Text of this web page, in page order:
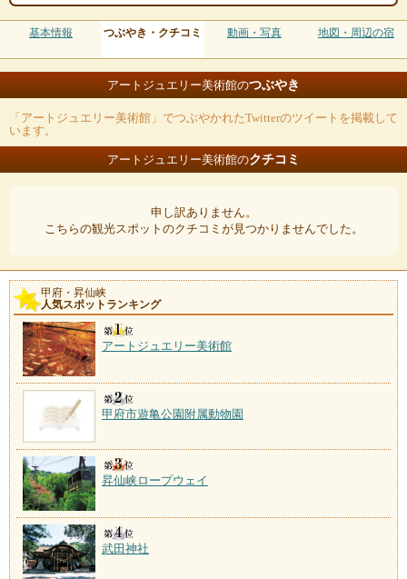
基本情報 つぶやき・クチコミ 動画・写真 地図・周辺の宿
アートジュエリー美術館のつぶやき
「アートジュエリー美術館」でつぶやかれたTwitterのツイートを掲載して
います。
アートジュエリー美術館のクチコミ
申し訳ありません。
こちらの観光スポットのクチコミが見つかりませんでした。
甲府・昇仙峡
人気スポットランキング
アートジュエリー美術館
甲府市遊亀公園附属動物園
昇仙峡ロープウェイ
武田神社